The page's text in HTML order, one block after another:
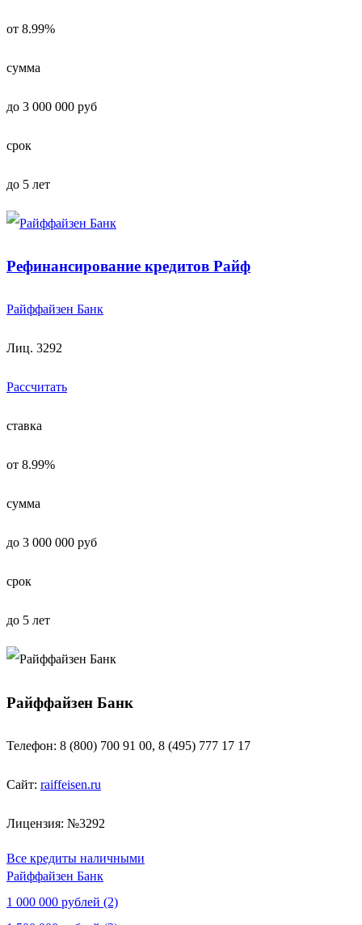
от 8.99%
сумма
до 3 000 000 руб
срок
до 5 лет
Рефинансирование кредитов Райф
Райффайзен Банк
Лиц. 3292
Рассчитать
ставка
от 8.99%
сумма
до 3 000 000 руб
срок
до 5 лет
Райффайзен Банк
Телефон: 8 (800) 700 91 00, 8 (495) 777 17 17
Сайт: raiffeisen.ru
Лицензия: №3292
Все кредиты наличными
Райффайзен Банк
1 000 000 рублей (2)